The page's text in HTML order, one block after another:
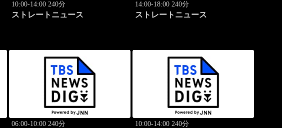
10:00-14:00 240分
ストレートニュース
14:00-18:00 240分
ストレートニュース
06:00-10:00 240分 10:00-14:00 240分